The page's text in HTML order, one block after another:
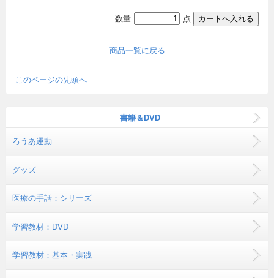
数量 点
商品一覧に戻る
このページの先頭へ
書籍＆DVD
ろうあ運動
グッズ
医療の手話：シリーズ
学習教材：DVD
学習教材：基本・実践